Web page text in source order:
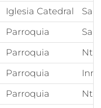
Iglesia Catedral
Parroquia
Parroquia
Parroquia
Parroquia